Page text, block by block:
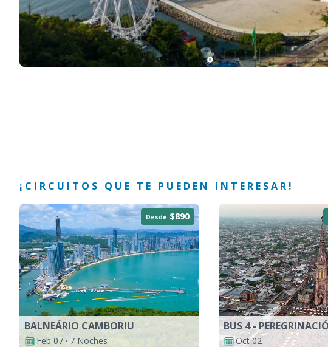
¡CIRCUITOS QUE TE PUEDEN INTERESAR!
Desde $890
BALNEÁRIO CAMBORIU
Feb 07 · 7 Noches Oct 02